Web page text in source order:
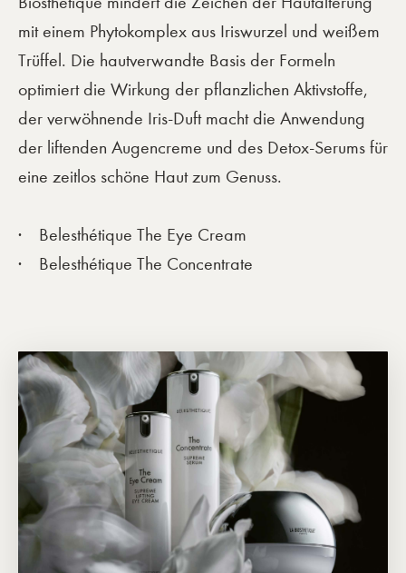
mit einem Phytokomplex aus Iriswurzel und weißem
Trüffel. Die hautverwandte Basis der Formeln
optimiert die Wirkung der pflanzlichen Aktivstoffe,
der verwöhnende Iris-Duft macht die Anwendung
der liftenden Augencreme und des Detox-Serums für
eine zeitlos schöne Haut zum Genuss.
Belesthétique The Eye Cream
Belesthétique The Concentrate